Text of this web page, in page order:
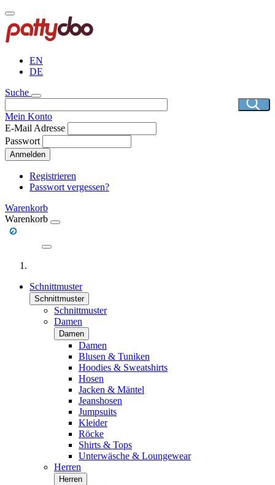
Direkt
zum
Inhalt
EN
DE
Suche
Mein Konto
E-Mail Adresse
Passwort
Anmelden
Registrieren
Passwort vergessen?
Warenkorb
Warenkorb
Schnittmuster
Schnittmuster
Schnittmuster
Damen
Damen
Damen
Blusen & Tuniken
Hoodies & Sweatshirts
Hosen
Jacken & Mäntel
Jeanshosen
Jumpsuits
Kleider
Röcke
Shirts & Tops
Unterwäsche & Loungewear
Herren
Herren